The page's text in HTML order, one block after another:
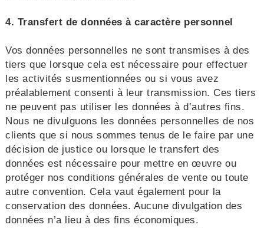
4. Transfert de données à caractère personnel
Vos données personnelles ne sont transmises à des
tiers que lorsque cela est nécessaire pour effectuer
les activités susmentionnées ou si vous avez
préalablement consenti à leur transmission. Ces tiers
ne peuvent pas utiliser les données à d’autres fins.
Nous ne divulguons les données personnelles de nos
clients que si nous sommes tenus de le faire par une
décision de justice ou lorsque le transfert des
données est nécessaire pour mettre en œuvre ou
protéger nos conditions générales de vente ou toute
autre convention. Cela vaut également pour la
conservation des données. Aucune divulgation des
données n’a lieu à des fins économiques.